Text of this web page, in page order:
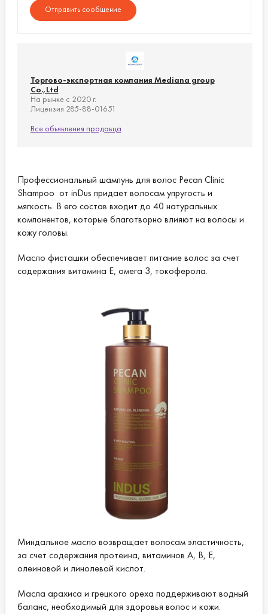
Отправить сообщение
Торгово-экспортная компания Mediana group
Co.,Ltd
На рынке с 2020 г.
Лицензия 285-88-01651
Все объявления продавца
Профессиональный шампунь для волос Pecan Clinic
Shampoo от inDus придает волосам упругость и
мягкость. В его состав входит до 40 натуральных
компонентов, которые благотворно влияют на волосы и
кожу головы.
Масло фисташки обеспечивает питание волос за счет
содержания витамина Е, омега 3, токоферола.
Миндальное масло возвращает волосам эластичность,
за счет содержания протеина, витаминов A, B, E,
олеиновой и линолевой кислот.
Масла арахиса и грецкого ореха поддерживают водный
баланс, необходимый для здоровья волос и кожи.